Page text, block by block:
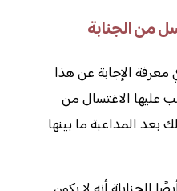
من الجنابة
الإجابة عن هذا
عليها الاغتسال من
بعد المداعبة ما بينها